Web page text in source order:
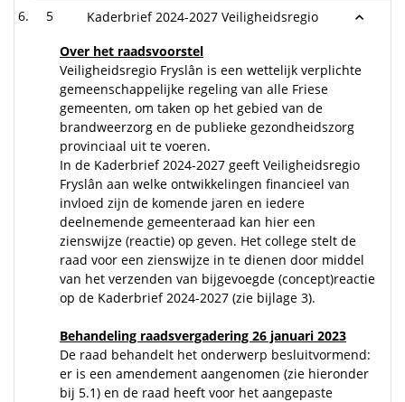
5
Kaderbrief 2024-2027 Veiligheidsregio
Over het raadsvoorstel
Veiligheidsregio Fryslân is een wettelijk verplichte
gemeenschappelijke regeling van alle Friese
gemeenten, om taken op het gebied van de
brandweerzorg en de publieke gezondheidszorg
provinciaal uit te voeren.
In de Kaderbrief 2024-2027 geeft Veiligheidsregio
Fryslân aan welke ontwikkelingen financieel van
invloed zijn de komende jaren en iedere
deelnemende gemeenteraad kan hier een
zienswijze (reactie) op geven. Het college stelt de
raad voor een zienswijze in te dienen door middel
van het verzenden van bijgevoegde (concept)reactie
op de Kaderbrief 2024-2027 (zie bijlage 3).
Behandeling raadsvergadering 26 januari 2023
De raad behandelt het onderwerp besluitvormend:
er is een amendement aangenomen (zie hieronder
bij 5.1) en de raad heeft voor het aangepaste